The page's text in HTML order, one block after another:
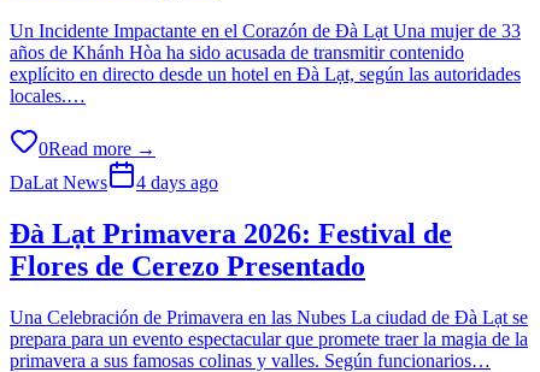
Un Incidente Impactante en el Corazón de Đà Lạt Una mujer de 33
años de Khánh Hòa ha sido acusada de transmitir contenido
explícito en directo desde un hotel en Đà Lạt, según las autoridades
locales.…
0Read more →
DaLat News
4 days ago
Đà Lạt Primavera 2026: Festival de
Flores de Cerezo Presentado
Una Celebración de Primavera en las Nubes La ciudad de Đà Lạt se
prepara para un evento espectacular que promete traer la magia de la
primavera a sus famosas colinas y valles. Según funcionarios…